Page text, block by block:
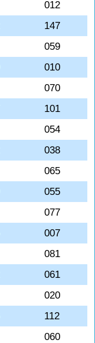
012
147
059
010
070
101
054
038
065
055
077
007
081
061
020
112
060